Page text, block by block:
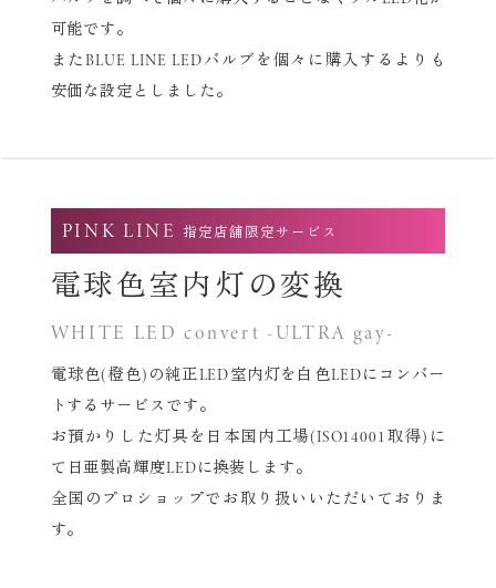
可能です。
またBLUE LINE LEDバルブを個々に購入するよりも
安価な設定としました。
PINK LINE 指定店舗限定サービス
電球色室内灯の変換
WHITE LED convert -ULTRA gay-
電球色(橙色)の純正LED室内灯を白色LEDにコンバー
トするサービスです。
お預かりした灯具を日本国内工場(ISO14001取得)に
て 日亜製高輝度LEDに換装します。
全国のプロショップでお取り扱いいただいておりま
す。